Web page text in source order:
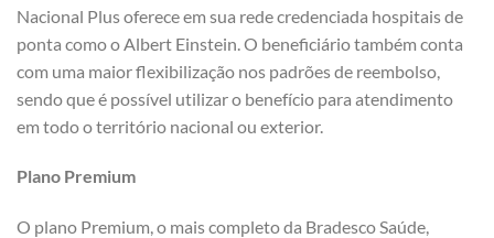
Nacional Plus oferece em sua rede credenciada hospitais de
ponta como o Albert Einstein. O beneficiário também conta
com uma maior flexibilização nos padrões de reembolso,
sendo que é possível utilizar o benefício para atendimento
em todo o território nacional ou exterior.
Plano Premium
O plano Premium, o mais completo da Bradesco Saúde,